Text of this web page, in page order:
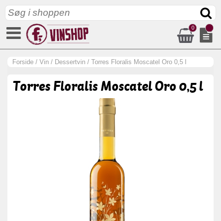
0
Forside / Vin / Dessertvin / Torres Floralis Moscatel Oro 0,5 l
Torres Floralis Moscatel Oro 0,5 l